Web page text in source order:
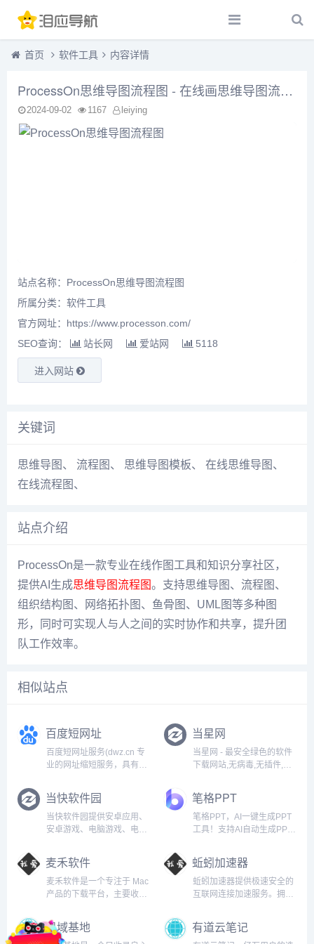
首页 软件工具 内容详情
ProcessOn思维导图流程图 - 在线画思维导图流程图_在线作图实时协作
2024-09-02 1167 leiying
站点名称：ProcessOn思维导图流程图
所属分类： 软件工具
官方网址：https://www.processon.com/
SEO查询：
站长网 爱站网 5118
进入网站
关键词
思维导图 、 流程图 、 思维导图模板、 在线思维导图 、
在线流程图 、
站点介绍
ProcessOn是一款专业在线作图工具和知识分享社区，
提供AI生成思维导图流程图。支持思维导图、流程图、
组织结构图、网络拓扑图、鱼骨图、UML图等多种图
形，同时可实现人与人之间的实时协作和共享，提升团
队工作效率。
相似站点
百度短网址
百度短网址服务(dwz.cn 专
业的网址缩短服务，具有稳
持批量缩短、批量短网址还
原、数据报表、开放API接
口等服务...
当星网
当星网 - 最安全绿色的软件
下载网站,无病毒,无插件,无
大众满意的资源下载站
点。...
当快软件园
当快软件园提供安卓应用、
安卓游戏、电脑游戏、电脑
好应用、好游戏。分享新鲜
有趣的app应用。全力打造
一个软件、游戏及相关资讯
的综合平台。...
笔格PPT
笔格PPT，AI一键生成PPT
工具！支持AI自动生成PPT
PPT、一键替换PPT配色和
PPT模板。海量党政司法、
教育培训、商务科技等行业
PPT模板免费下载，工作总
麦禾软件
麦禾软件是一个专注于 Mac
产品的下载平台，主要收录
件，且所有软件均来自官方
渠道，本站同时提供丰富的
蚯蚓加速器
蚯蚓加速器提供极速安全的
互联网连接加速服务。拥有
备数量限制，支持
iOS/Android/Windows/Mac
黑域基地 有道云笔记